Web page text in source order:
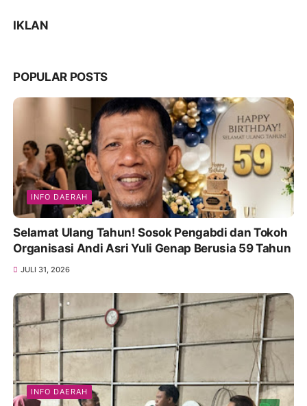
IKLAN
POPULAR POSTS
INFO DAERAH
Selamat Ulang Tahun! Sosok Pengabdi dan Tokoh
Organisasi Andi Asri Yuli Genap Berusia 59 Tahun
JULI 31, 2026
INFO DAERAH